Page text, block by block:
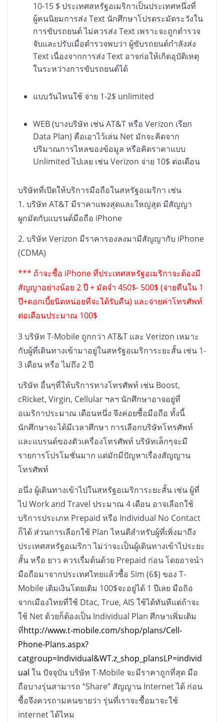
10-15 $ ประเทศสหรัฐอเมริกาเป็นประเทศหนึ่งที่
ผู้คนนิยมการส่ง Text นักศึกษาโปรดระมัดระวังใน
การขับรถยนต์ ไม่ควรส่ง Text เพราะจะถูกตำรวจ
จับและปรับเมื่อตำรวจพบว่า ผู้ขับรถยนต์กำลังส่ง
Text เนื่องจากการส่ง Text อาจก่อให้เกิดอุบัติเหตุ
ในระหว่างการขับรถยนต์ได้
แบบวันไหนใช้ จ่าย 1-2$ unlimited
WEB (บางบริษัท เช่นAT&Tหรือ Verizon เรียก
Data Plan) คือเอาไว้เล่น Net มักจะคิดจาก
ปริมาณการไหลของข้อมูล หรือคิดราคาแบบ
Unlimitedไปเลย เช่นVerizon จ่าย 10$ ต่อเดือน
บริษัทที่เปิดให้บริการมือถือในสหรัฐอเมริกา เช่น
1. บริษัท AT&T มีราคาแพงสุดและใหญ่สุด มีสัญญา
ผูกมัดกับแบรนด์มือถือ iPhone
2. บริษัท Verizon มีราคารองลงมามีสัญญากับ iPhone
(CDMA)
*** ถ้าจะซื้อ iPhoneที่ประเทศสหรัฐอเมริกาจะต้องมี
สัญญาอย่างน้อย 2ปี + มัดจำ 450$- 500$ (จ่ายคืนใน 1
ปี+ดอกเบี้ยนิดหน่อยที่จะได้รับคืน) และจ่ายค่าโทรศัพท์
ต่อเดือนประมาณ 100$
3บริษัท T-Mobile ถูกกว่า AT&T และ Verizon เหมาะ
กับผู้ที่เดินทางเข้ามาอยู่ในสหรัฐอเมริการะยะสั้น เช่น 1-
3 เดือน หรือ ไม่ถึง 2ปี
บริษัท อื่นๆที่ให้บริการทางโทรศัพท์ เช่น Boost,
cRicket, Virgin, Cellular ฯลฯ นักศึกษาอาจอยู่ที่
อเมริกาประมาณ เดือนหนึ่ง จึงค่อยซื้อมือถือ ทั้งนี้
นักศึกษาจะได้มีเวลาศึกษา การเลือกบริษัทโทรศัพท์
และแบรนด์ของตัวเครื่องโทรศัพท์ บริษัทเล็กๆจะมี
รายการโปรโมชั่นมาก แต่มักมีปัญหาเรื่องสัญญาน
โทรศัพท์
อนึ่ง ผู้เดินทางเข้าไปในสหรัฐอเมริการะยะสั้น เช่น ผู้ที่
ไปWork and Travel ประมาณ4 เดือน อาจเลือกใช้
บริการประเภท Prepaid หรือ Individual No Contact
ก็ได้ ส่วนการเลือกใช้ Planไหนดีสำหรับผู้ที่เพิ่งมาถึง
ประเทศสหรัฐอเมริกา ไม่ว่าจะเป็นผู้เดินทางเข้าไประยะ
สั้น หรือ ยาว ควรเรื่มต้นด้วย Prepaid ก่อน โดยอาจนำ
มือถือมาจากประเทศไทยแล้วซื้อ Sim (6$) ของ T-
Mobile เติมเงินโดยเติม 100$จะอยู่ได้ 1 ปีเลย มือถิอ
จากเมืองไทยที่ใช้ Dtac, True, AIS ใช้ได้ทันทีแต่ถ้าจะ
ใช้ Net ด้วยก็ต้องเป็น Individual Plan ศึกษาเพิ่มเติม
ที่http://www.t-mobile.com/shop/plans/Cell-
Phone-Plans.aspx?
catgroup=Individual&WT.z_shop_plansLP=individ
ual ใน ปัจจุบัน บริษัท T-Mobile จะมีราคาถูกที่สุด มือ
ถือบางรุ่นสามารถ “Share” สัญญาน Internetได้ ก่อน
ซื้อจึงควรถามคนขายว่า รุ่นที่เราจะซื้อมาจะใช้
internetได้ไหม